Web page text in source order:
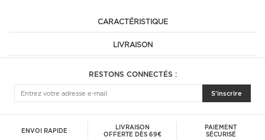
CARACTÉRISTIQUE
LIVRAISON
RESTONS CONNECTÉS :
S'inscrire
ENVOI RAPIDE
LIVRAISON
OFFERTE DÈS 69€
PAIEMENT
SÉCURISÉ